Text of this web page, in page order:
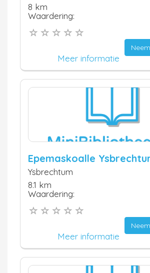
8 km
Waardering:
Meer informatie
Epemaskoalle
Ysbrechtum
8.1 km
Waardering:
Meer informatie